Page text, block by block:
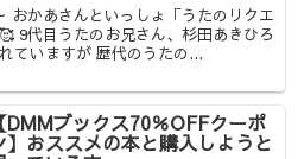
おかあさんといっしょ「うたのリクエ
9代目うたのお兄さん、杉田あきひろ
ていますが 歴代のうたの...
【DMMブックス70％OFFクーポ
】おススメの本と購入しようと